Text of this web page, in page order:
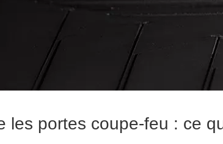
les portes coupe-feu : ce